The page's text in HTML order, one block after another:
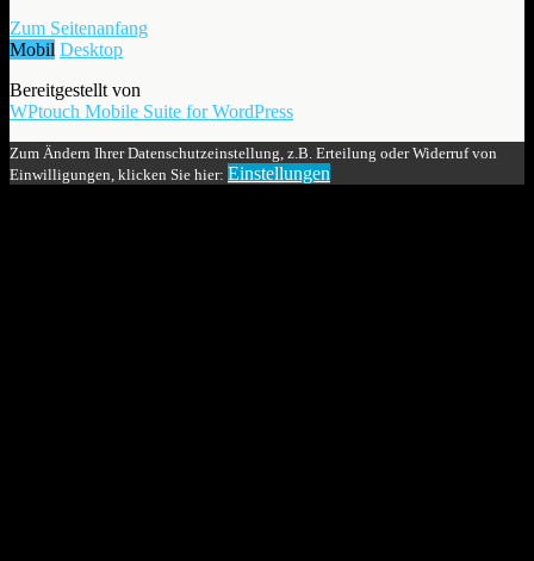
Zum Seitenanfang
Mobil Desktop
Bereitgestellt von
WPtouch Mobile Suite for WordPress
Zum Ändern Ihrer Datenschutzeinstellung, z.B. Erteilung oder Widerruf von
Einwilligungen, klicken Sie hier: Einstellungen